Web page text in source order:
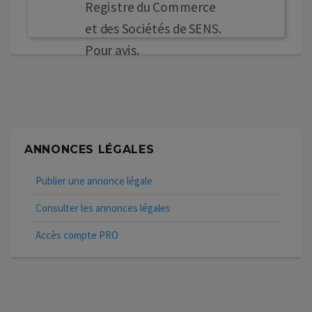
Registre du Commerce
et des Sociétés de SENS.
Pour avis.
ANNONCES LÉGALES
Publier une annonce légale
Consulter les annonces légales
Accès compte PRO